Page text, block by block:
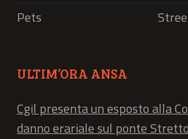
Pets
ULTIM’ORA ANSA
Cgil presenta un esposto alla
danno erariale sul ponte Stretto